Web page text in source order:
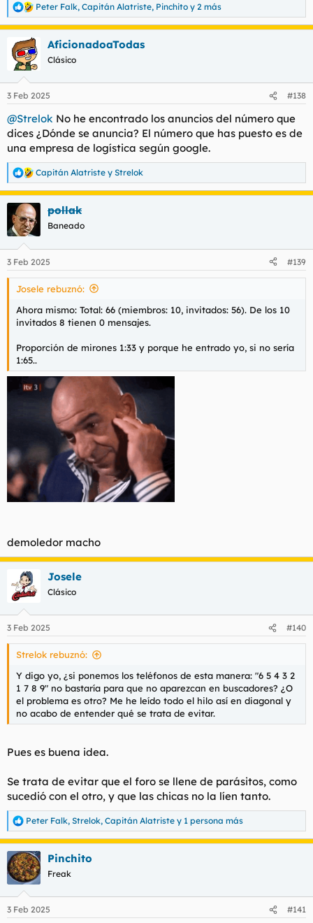
R
e
a
c
c
e
:
Peter Falk, Capitán Alatriste, Pinchito y 2 más
AficionadoaTodas
Clásico
3 Feb 2025 #138
@Strelok No he encontrado los anuncios del número que
dices ¿Dónde se anuncia? El número que has puesto es de
una empresa de logística según google.
R
e
a
c
c
i
e
s
Capitán Alatriste y Strelok
pollak
Baneado
3 Feb 2025 #139
Josele rebuznó:
Ahora mismo: Total: 66 (miembros: 10, invitados: 56). De los 10
invitados 8 tienen 0 mensajes.
Proporción de mirones 1:33 y porque he entrado yo, si no sería
1:65..
demoledor macho
Josele
Clásico
3 Feb 2025 #140
Strelok rebuznó:
Y digo yo, ¿si ponemos los teléfonos de esta manera: "6 5 4 3 2
1 7 8 9" no bastaría para que no aparezcan en buscadores? ¿O
el problema es otro? Me he leído todo el hilo así en diagonal y
no acabo de entender qué se trata de evitar.
Pues es buena idea.
Se trata de evitar que el foro se llene de parásitos, como
sucedió con el otro, y que las chicas no la líen tanto.
R
e
a
c
c
i
e
Peter Falk, Strelok, Capitán Alatriste y 1 persona más
Pinchito
Freak
3 Feb 2025 #141